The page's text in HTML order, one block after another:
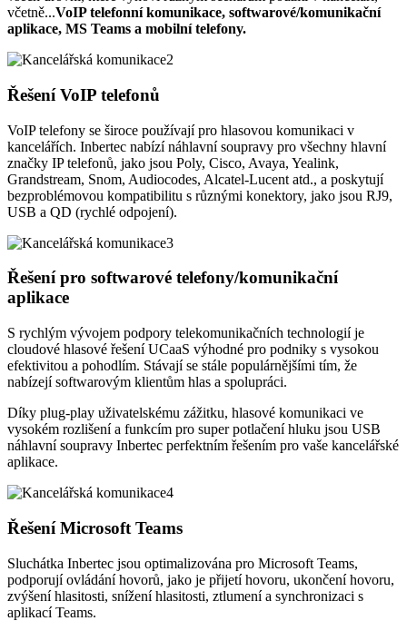
včetně...VoIP telefonní komunikace, softwarové/komunikační
aplikace, MS Teams a mobilní telefony.
Řešení VoIP telefonů
VoIP telefony se široce používají pro hlasovou komunikaci v
kancelářích. Inbertec nabízí náhlavní soupravy pro všechny hlavní
značky IP telefonů, jako jsou Poly, Cisco, Avaya, Yealink,
Grandstream, Snom, Audiocodes, Alcatel-Lucent atd., a poskytují
bezproblémovou kompatibilitu s různými konektory, jako jsou RJ9,
USB a QD (rychlé odpojení).
Řešení pro softwarové telefony/komunikační
aplikace
S rychlým vývojem podpory telekomunikačních technologií je
cloudové hlasové řešení UCaaS výhodné pro podniky s vysokou
efektivitou a pohodlím. Stávají se stále populárnějšími tím, že
nabízejí softwarovým klientům hlas a spolupráci.
Díky plug-play uživatelskému zážitku, hlasové komunikaci ve
vysokém rozlišení a funkcím pro super potlačení hluku jsou USB
náhlavní soupravy Inbertec perfektním řešením pro vaše kancelářské
aplikace.
Řešení Microsoft Teams
Sluchátka Inbertec jsou optimalizována pro Microsoft Teams,
podporují ovládání hovorů, jako je přijetí hovoru, ukončení hovoru,
zvýšení hlasitosti, snížení hlasitosti, ztlumení a synchronizaci s
aplikací Teams.